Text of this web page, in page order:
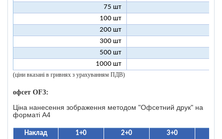
75 шт
100 шт
200 шт
300 шт
500 шт
1000 шт
(ціни вказані в гривнях з урахуванням ПДВ)
офсет OF3:
Ціна нанесення зображення методом "Офсетний друк" на
форматі A4
Наклад 1+0 2+0 3+0